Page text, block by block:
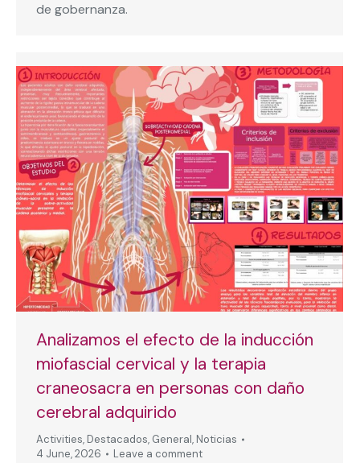
de gobernanza.
Analizamos el efecto de la inducción
miofascial cervical y la terapia
craneosacra en personas con daño
cerebral adquirido
Activities, Destacados, General, Noticias
4 June, 2026
Leave a comment